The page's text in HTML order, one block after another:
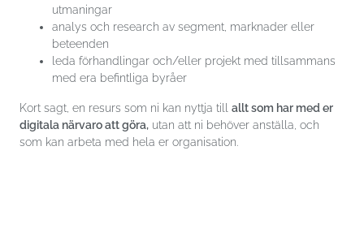
utmaningar
analys och research av segment, marknader eller
beteenden
leda förhandlingar och/eller projekt med tillsammans
med era befintliga byråer
Kort sagt, en resurs som ni kan nyttja till allt som har med er
digitala närvaro att göra, utan att ni behöver anställa, och
som kan arbeta med hela er organisation.